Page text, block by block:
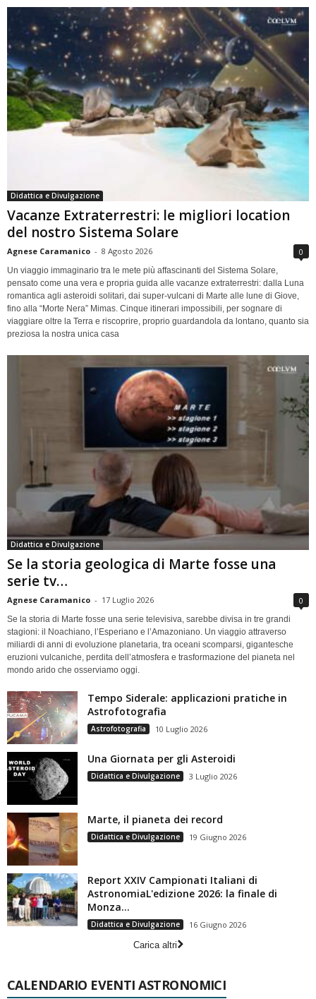
Didattica e Divulgazione
Vacanze Extraterrestri: le migliori location
del nostro Sistema Solare
Agnese Caramanico - 8 Agosto 2026 0
Un viaggio immaginario tra le mete più affascinanti del Sistema Solare,
pensato come una vera e propria guida alle vacanze extraterrestri: dalla Luna
romantica agli asteroidi solitari, dai super-vulcani di Marte alle lune di Giove,
fino alla “Morte Nera” Mimas. Cinque itinerari impossibili, per sognare di
viaggiare oltre la Terra e riscoprire, proprio guardandola da lontano, quanto sia
preziosa la nostra unica casa
Didattica e Divulgazione
Se la storia geologica di Marte fosse una
serie tv…
Agnese Caramanico - 17 Luglio 2026 0
Se la storia di Marte fosse una serie televisiva, sarebbe divisa in tre grandi
stagioni: il Noachiano, l’Esperiano e l’Amazoniano. Un viaggio attraverso
miliardi di anni di evoluzione planetaria, tra oceani scomparsi, gigantesche
eruzioni vulcaniche, perdita dell’atmosfera e trasformazione del pianeta nel
mondo arido che osserviamo oggi.
Tempo Siderale: applicazioni pratiche in
Astrofotografia
Astrofotografia 10 Luglio 2026
Una Giornata per gli Asteroidi
Didattica e Divulgazione 3 Luglio 2026
Marte, il pianeta dei record
Didattica e Divulgazione 19 Giugno 2026
Report XXIV Campionati Italiani di
AstronomiaL'edizione 2026: la finale di
Monza...
Didattica e Divulgazione
16 Giugno 2026
Carica altri
CALENDARIO EVENTI ASTRONOMICI